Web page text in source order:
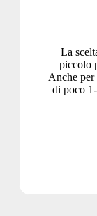
La
piccolo
Anche per
di poco